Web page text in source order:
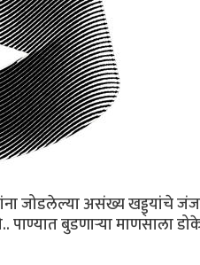
जोडलेल्या असंख्य खड्ड्यांचे
बुडणार्‍या माणसाला